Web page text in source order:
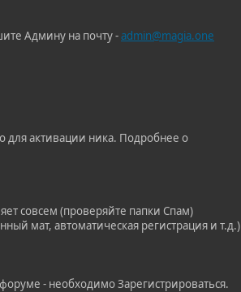
Админу на почту -admin@magia.one
для активации ника. Подробнее о
совсем (проверяйте папки Спам)
мат, автоматическая регистрация и т.д.)
- необходимо Зарегистрироваться.